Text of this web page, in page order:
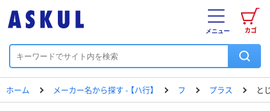
カゴ
メニュー
ホーム メーカー名から探す - 【ハ行】 フ プラス と